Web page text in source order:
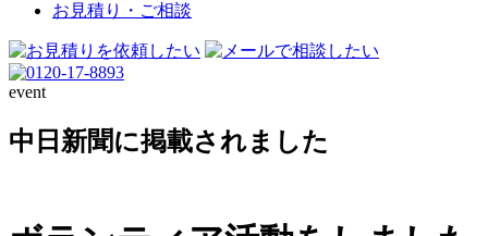
お見積り・ご相談
event
中日新聞に掲載されました